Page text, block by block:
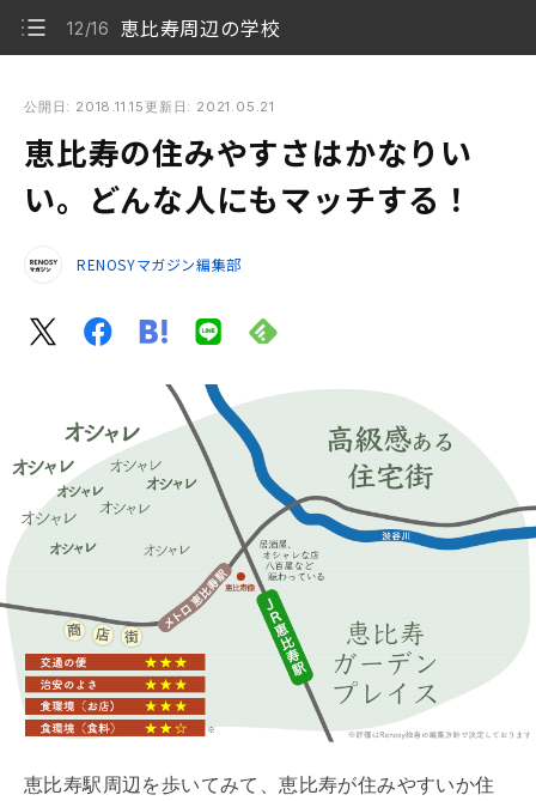
12/16 恵比寿周辺の学校
1/16 恵比寿の基本情報
2/16 恵比寿の売買価格の相場（中央値の変動）
3/16 恵比寿駅の西側
4/16 恵比寿西側の家に住みたい
恵比寿駅の乗り入れ路線
恵比寿駅の北・東側
7/16 主なスーパーの営業時間
8/16 恵比寿の東方面は高級住宅街
10/16 恵比寿の南側
11/16 恵比寿の治安
公開日: 2018.11.15 更新日: 2021.05.21
恵比寿の住みやすさはかなりい
い。どんな人にもマッチする！
RENOSYマガジン編集部
恵比寿駅周辺を歩いてみて、恵比寿が住みやすいか住